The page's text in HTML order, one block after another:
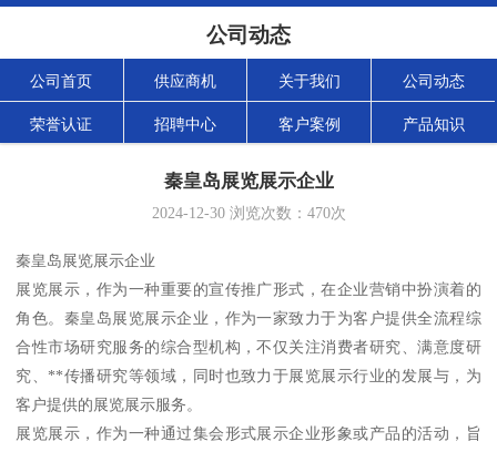
公司动态
公司首页 供应商机 关于我们 公司动态
荣誉认证 招聘中心 客户案例 产品知识
秦皇岛展览展示企业
2024-12-30浏览次数： 470次
秦皇岛展览展示企业
展览展示，作为一种重要的宣传推广形式，在企业营销中扮演着的
角色。秦皇岛展览展示企业，作为一家致力于为客户提供全流程综
合性市场研究服务的综合型机构，不仅关注消费者研究、满意度研
究、**传播研究等领域，同时也致力于展览展示行业的发展与，为
客户提供的展览展示服务。
展览展示，作为一种通过集会形式展示企业形象或产品的活动，旨